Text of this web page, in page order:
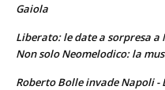
Gaiola
Liberato: le date a sorpresa a
Non solo Neomelodico: la
Roberto Bolle invade Napoli -